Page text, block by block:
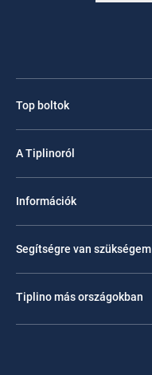
Top boltok
A Tiplinoról
Információk
Segítségre van szükségem
Tiplino más országokban